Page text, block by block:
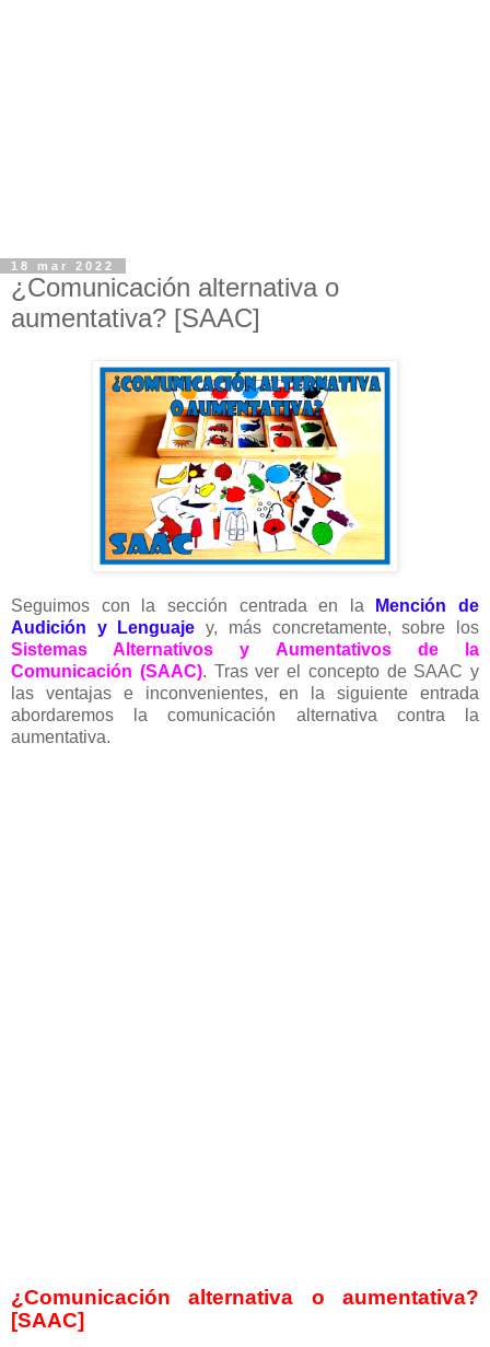
18 mar 2022
¿Comunicación alternativa o
aumentativa? [SAAC]
Seguimos con la sección centrada en la
Mención de
Audición y Lenguaje y, más concretamente, sobre los
Sistemas Alternativos y Aumentativos de la
Comunicación (SAAC). Tras ver el concepto de SAAC y
las ventajas e inconvenientes, en la siguiente entrada
abordaremos la comunicación alternativa contra la
aumentativa.
¿Comunicación alternativa o aumentativa?
[SAAC]